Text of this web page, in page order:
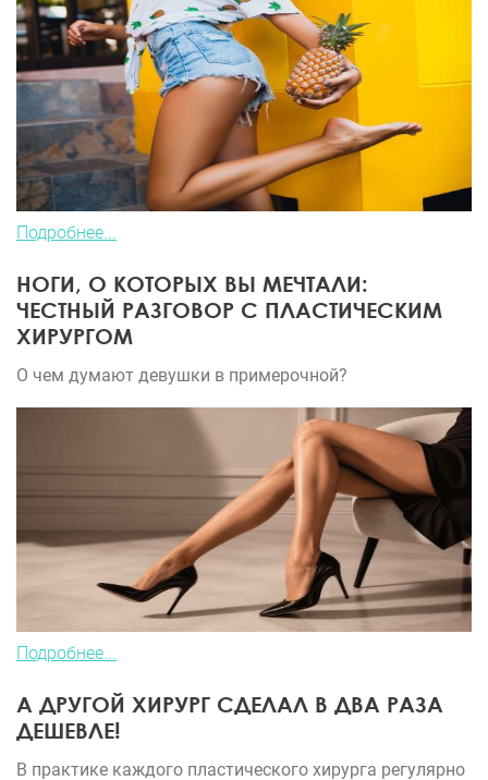
Подробнее...
НОГИ, О КОТОРЫХ ВЫ МЕЧТАЛИ:
ЧЕСТНЫЙ РАЗГОВОР С ПЛАСТИЧЕСКИМ
ХИРУРГОМ
О чем думают девушки в примерочной?
Подробнее...
А ДРУГОЙ ХИРУРГ СДЕЛАЛ В ДВА РАЗА
ДЕШЕВЛЕ!
В практике каждого пластического хирурга регулярно